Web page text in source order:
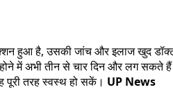
हुआ है, उसकी जांच और इलाज खुद
में अभी तीन से चार दिन और लग सकते
पूरी तरह स्वस्थ हो सकें। UP News